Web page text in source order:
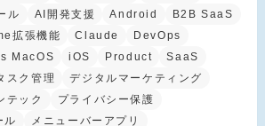
ル AI開発支援 Android
B2B SaaS
拡張機能 Claude
DevOps
MacOS iOS Product
SaaS
スク管理
デジタルマーケティング
テック
プライバシー保護
ル
メニューバーアプリ